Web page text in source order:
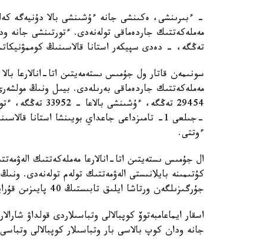
تەڭگە، - دەدى سپيكەر استانا قالاسىنىڭ
سونىمەن قاتار ول جۇمىس ىستەمەيتىن اتا-انالارعا
ءوتتى.
ال جۇمىس ىستەيتىن اتا-انالارعا مەملەكەتتىك
كۇتىمىنە بايلانىستى الەۋمەتتىك تولەم تولەنەدى.
جۇرگىزىلگەن ورتاشا ايلىق تابىستىڭ 40 پايىزىن قۇرايدى.
اسقار ايماعامبەتوۆ كوپبالالى وتباسىلاردى قولداۋ
جانە ودان كوپ بالاسى بار وتباسىلار كوپبالالى